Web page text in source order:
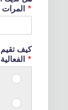
*
كيف
*
I
t
I